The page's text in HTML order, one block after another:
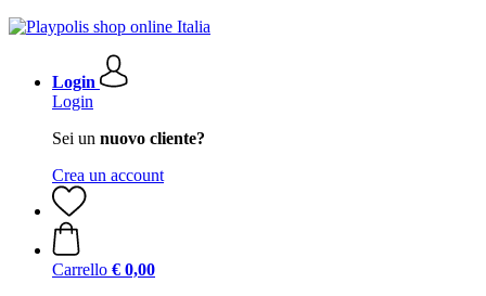
Login
Login
Sei un nuovo cliente?
Crea un account
Carrello € 0,00